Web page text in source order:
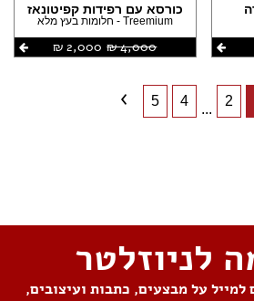
כורסא עם רפידות קפיטונאז
Treemium - חלומות בעץ מלא
4,000 ‏₪
2,000 ‏₪
2
...
4
5
לניוזלטר
על מבצעים, כתבות ועיצובים,